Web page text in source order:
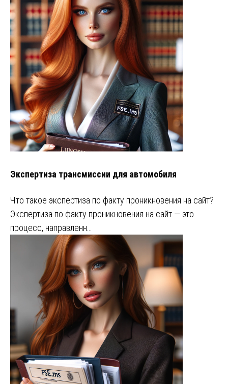
Экспертиза трансмиссии для автомобиля
Что такое экспертиза по факту проникновения на сайт?
Экспертиза по факту проникновения на сайт — это
процесс, направленн…